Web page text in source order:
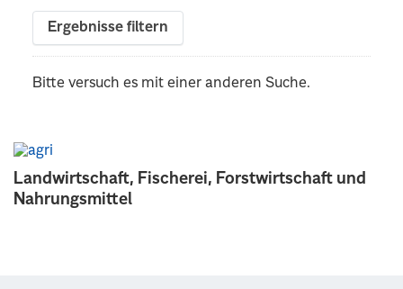
Landwirtschaft, Fischerei, Forstwirtschaft und
Nahrungsmittel
Ergebnisse filtern
Bitte versuch es mit einer anderen Suche.